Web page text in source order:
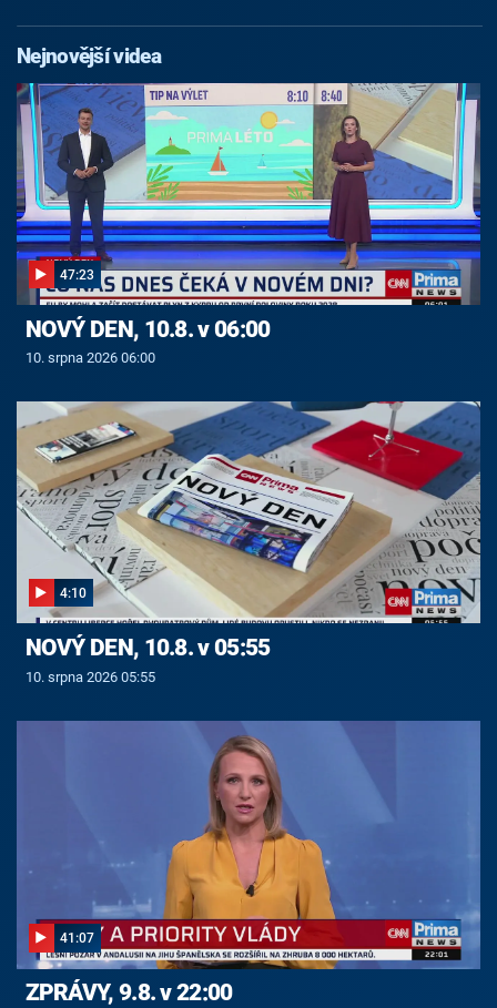
Nejnovější videa
47:23
NOVÝ DEN, 10.8. v 06:00
10. srpna 2026 06:00
4:10
NOVÝ DEN, 10.8. v 05:55
10. srpna 2026 05:55
41:07
ZPRÁVY, 9.8. v 22:00